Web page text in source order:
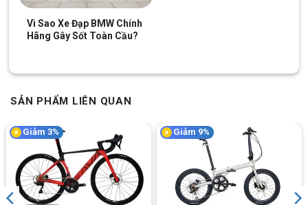
Cốt yên được thiết kế tỉ mỉ có thể dễ dàng tăng chỉnh phù hợp
với chiều cao của mình.
Vì Sao Xe Đạp BMW Chính
Hãng Gây Sốt Toàn Cầu?
SẢN PHẨM LIÊN QUAN
Giảm 3% Giảm 9%